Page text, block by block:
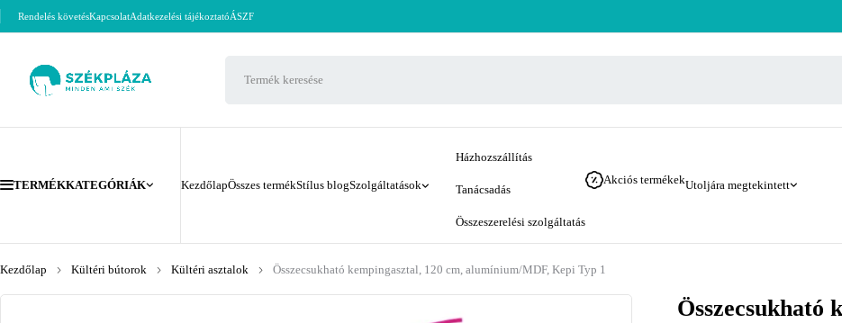
Rendelés követésKapcsolatAdatkezelési tájékoztatóÁSZF
TERMÉKKATEGÓRIÁK KezdőlapÖsszes termékStílus blogSzolgáltatások
Házhozszállítás
Tanácsadás
Összeszerelési szolgáltatás
Akciós termékekUtoljára megtekintett
Kezdőlap Kültéri bútorok Kültéri asztalok Összecsukható kempingasztal, 120 cm, alumínium/MDF, Kepi Typ 1
Összecsukható